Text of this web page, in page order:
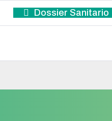
Dossier Sanitario